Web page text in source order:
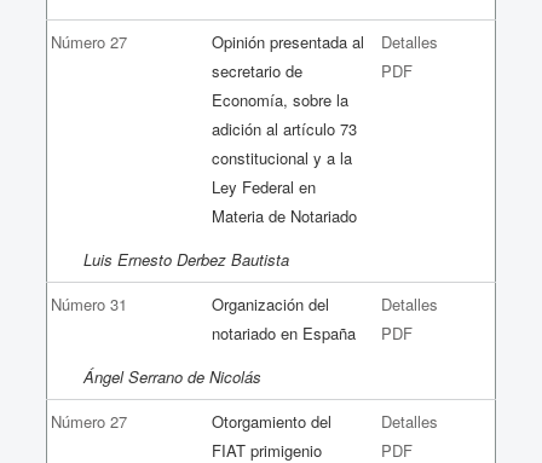
Número 27
Opinión presentada al
secretario de
Economía, sobre la
adición al artículo 73
constitucional y a la
Ley Federal en
Materia de Notariado
Detalles
PDF
Luis Ernesto Derbez Bautista
Número 31
Organización del
notariado en España
Detalles
PDF
Ángel Serrano de Nicolás
Número 27
Otorgamiento del
FIAT primigenio
Detalles
PDF